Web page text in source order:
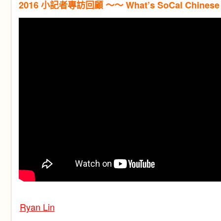
2016 小記者專訪回顧 ～～ What’s SoCal
Ryan Lin